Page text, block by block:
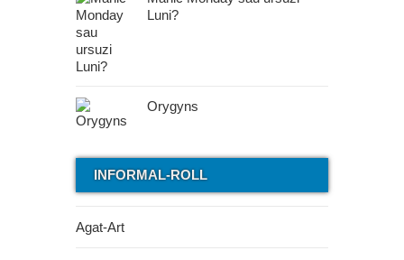
Luni?
Orygyns
INFORMAL-ROLL
Agat-Art